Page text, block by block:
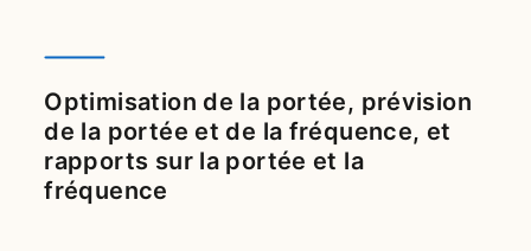
Optimisation de la portée, prévision
de la portée et de la fréquence, et
rapports sur la portée et la
fréquence